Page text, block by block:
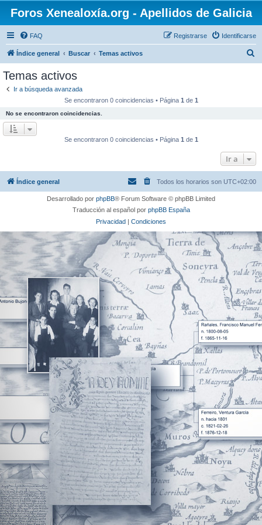
Foros Xenealoxía.org - Apellidos de Galicia
FAQ Identificarse
Registrarse
Índice general Buscar Temas activos
Temas activos
Ir a búsqueda avanzada
Se encontraron 0 coincidencias • Página 1 de 1
No se encontraron coincidencias.
Se encontraron 0 coincidencias • Página 1 de 1
Ir a
Índice general Todos los horarios son UTC+02:00
Desarrollado por phpBB® Forum Software © phpBB Limited
Traducción al español por phpBB España
Privacidad | Condiciones